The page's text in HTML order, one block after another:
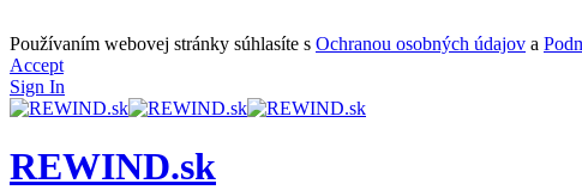
Používaním webovej stránky súhlasíte s Ochranou osobných údajov a
Accept
Sign In
REWIND.sk